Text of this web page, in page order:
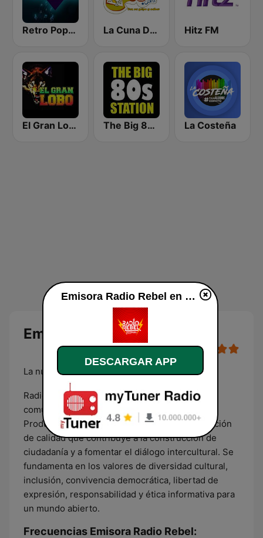
Retro Popular La Cuna Del Son Hitz FM
El Gran Lobo The Big 80s Station La Costeña
Emisora Radio Rebel en vivo
La nueva forma de escuchar la radio
Radio Rebel es una radiodifusora de servicio
comunitario, con carácter cultural y educativo.
Produce, transmite y promueve una programación
de calidad que contribuye a la construcción de
ciudadanía y a fomentar el diálogo intercultural. Se
fundamenta en los valores de diversidad cultural,
inclusión, convivencia democrática, libertad de
expresión, responsabilidad y ética informativa para
un mundo abierto.
Frecuencias Emisora Radio Rebel:
Emisora Radio Rebel en vivo
DESCARGAR APP